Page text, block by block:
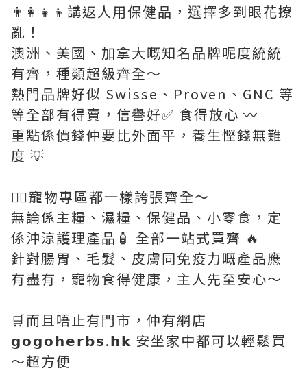
👨‍👩‍👧‍👦講返人用保健品，選擇多到眼花撩
亂！
澳洲、美國、加拿大嘅知名品牌呢度統統
有齊，種類超級齊全～
熱門品牌好似 Swisse、Proven、GNC 等
等全部有得賣，信譽好✅ 食得放心 〰️
重點係價錢仲要比外面平，養生慳錢無難
度 💡
🐕‍🦺寵物專區都一樣誇張齊全～
無論係主糧、濕糧、保健品、小零食，定
係沖涼護理產品🧴 全部一站式買齊 🔥
針對腸胃、毛髮、皮膚同免疫力嘅產品應
有盡有，寵物食得健康，主人先至安心～
🛒而且唔止有門市，仲有網店
𝗴𝗼𝗴𝗼𝗵𝗲𝗿𝗯𝘀.𝗵𝗸 安坐家中都可以輕鬆買
～超方便